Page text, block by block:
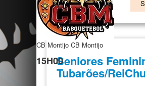
CB Montijo CB Montijo
15H00Seniores
Tubarões/